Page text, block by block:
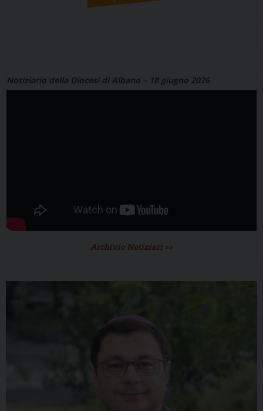
Notiziario della Diocesi di Albano – 18 giugno 2026
Archivio Notiziari >>